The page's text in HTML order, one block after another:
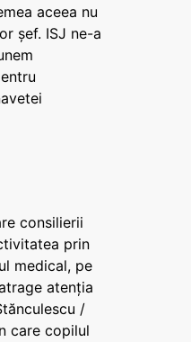
aceea nu
șef. ISJ ne-a
consilierii
prin
medical, pe
atenția
/
care copilul